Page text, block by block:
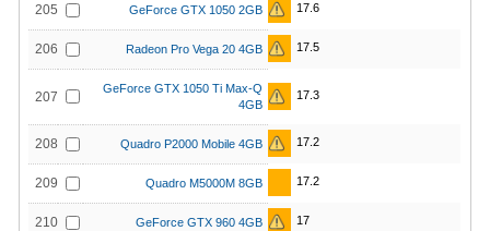
205 GeForce GTX 1050 2GB 17.6
206 Radeon Pro Vega 20 4GB 17.5
207
GeForce GTX 1050 Ti Max-Q
4GB
17.3
208 Quadro P2000 Mobile 4GB 17.2
209 Quadro M5000M 8GB 17.2
210 GeForce GTX 960 4GB 17